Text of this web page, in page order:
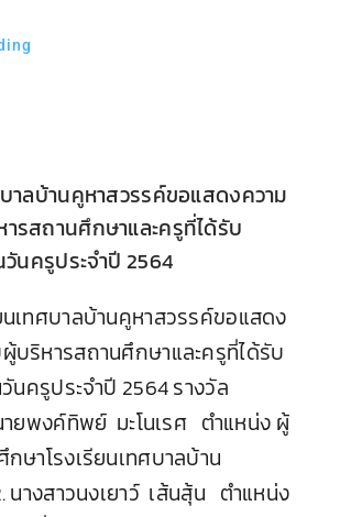
าลบ้านคูหาสวรรค์ขอแสดงความ
รสถานศึกษาและครูที่ได้รับ
วันครูประจำปี 2564
ทศบาลบ้านคูหาสวรรค์ขอแสดง
บริหารสถานศึกษาและครูที่ได้รับ
นครูประจำปี 2564 รางวัล
ยพงค์ทิพย์ มะโนเรศ ตำแหน่ง ผู้
ษาโรงเรียนเทศบาลบ้าน
นางสาวนงเยาว์ เส้นสุ้น ตำแหน่ง